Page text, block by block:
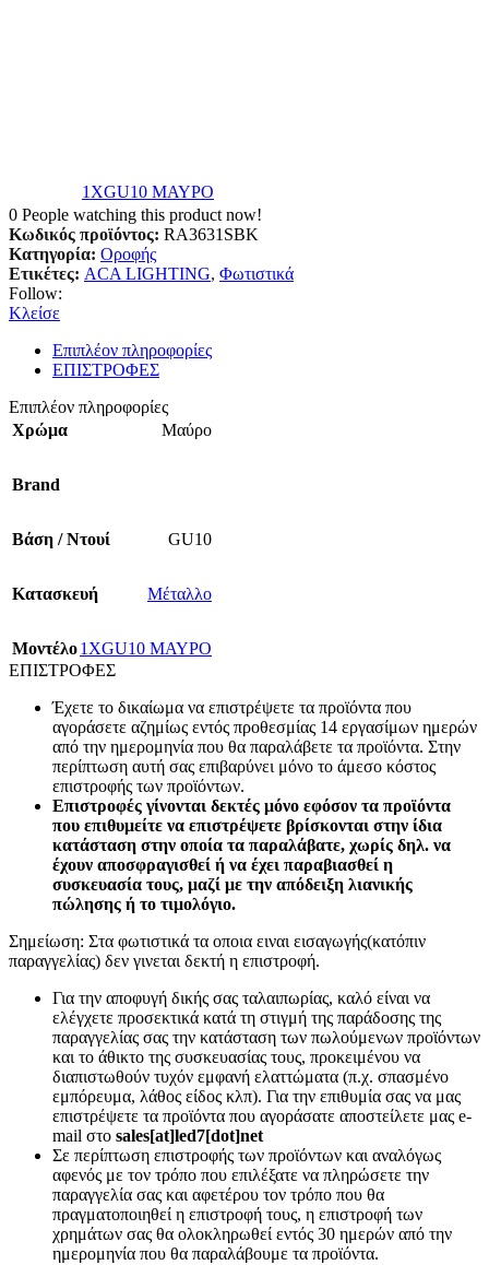
1XGU10 ΜΑΥΡΟ
0 People watching this product now!
Κωδικός προϊόντος: RA3631SBK
Κατηγορία: Οροφής
Ετικέτες: ACA LIGHTING, Φωτιστικά
Follow:
Κλείσε
Επιπλέον πληροφορίες
ΕΠΙΣΤΡΟΦΕΣ
Επιπλέον πληροφορίες
Χρώμα
Μαύρο
Brand
Βάση / Ντουί GU10
Κατασκευή Μέταλλο
Mοντέλο1XGU10 ΜΑΥΡΟ
ΕΠΙΣΤΡΟΦΕΣ
Έχετε το δικαίωμα να επιστρέψετε τα προϊόντα που
αγοράσετε αζημίως εντός προθεσμίας 14 εργασίμων ημερών
από την ημερομηνία που θα παραλάβετε τα προϊόντα. Στην
περίπτωση αυτή σας επιβαρύνει μόνο το άμεσο κόστος
επιστροφής των προϊόντων.
Επιστροφές γίνονται δεκτές μόνο εφόσον τα προϊόντα
που επιθυμείτε να επιστρέψετε βρίσκονται στην ίδια
κατάσταση στην οποία τα παραλάβατε, χωρίς δηλ. να
έχουν αποσφραγισθεί ή να έχει παραβιασθεί η
συσκευασία τους, μαζί με την απόδειξη λιανικής
πώλησης ή το τιμολόγιο.
Σημείωση: Στα φωτιστικά τα οποια ειναι εισαγωγής(κατόπιν
παραγγελίας) δεν γινεται δεκτή η επιστροφή.
Για την αποφυγή δικής σας ταλαιπωρίας, καλό είναι να
ελέγχετε προσεκτικά κατά τη στιγμή της παράδοσης της
παραγγελίας σας την κατάσταση των πωλούμενων προϊόντων
και το άθικτο της συσκευασίας τους, προκειμένου να
διαπιστωθούν τυχόν εμφανή ελαττώματα (π.χ. σπασμένο
εμπόρευμα, λάθος είδος κλπ). Για την επιθυμία σας να μας
επιστρέψετε τα προϊόντα που αγοράσατε αποστείλετε μας e-
mail στο sales[at]led7[dot]net
Σε περίπτωση επιστροφής των προϊόντων και αναλόγως
αφενός με τον τρόπο που επιλέξατε να πληρώσετε την
παραγγελία σας και αφετέρου τον τρόπο που θα
πραγματοποιηθεί η επιστροφή τους, η επιστροφή των
χρημάτων σας θα ολοκληρωθεί εντός 30 ημερών από την
ημερομηνία που θα παραλάβουμε τα προϊόντα.